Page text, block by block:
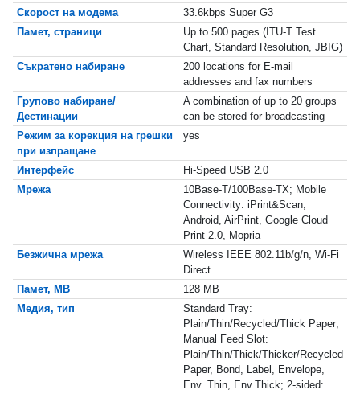
Скорост на модема
33.6kbps Super G3
Памет, страници
Up to 500 pages (ITU-T Test
Chart, Standard Resolution, JBIG)
Съкратено набиране
200 locations for E-mail
addresses and fax numbers
Групово набиране/
Дестинации
A combination of up to 20 groups
can be stored for broadcasting
Режим за корекция на грешки
при изпращане
yes
Интерфейс
Hi-Speed USB 2.0
Мрежа
10Base-T/100Base-TX; Mobile
Connectivity: iPrint&Scan,
Android, AirPrint, Google Cloud
Print 2.0, Mopria
Безжична мрежа
Wireless IEEE 802.11b/g/n, Wi-Fi
Direct
Памет, MB
128 MB
Медия, тип
Standard Tray:
Plain/Thin/Recycled/Thick Paper;
Manual Feed Slot:
Plain/Thin/Thick/Thicker/Recycled
Paper, Bond, Label, Envelope,
Env. Thin, Env.Thick; 2-sided: